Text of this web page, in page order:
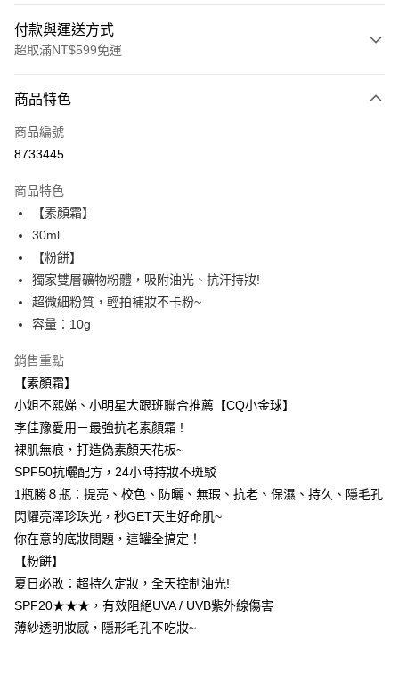
付款與運送方式
超取滿NT$599免運
信用卡一次付款
超商取貨付款
Apple Pay
街口支付
悠遊付
ATM付款
全家取貨付款
每筆NT$85，滿NT$599(含以上)免運費
付款後全家取貨
每筆NT$85，滿NT$599(含以上)免運費
7-11取貨付款
每筆NT$85，滿NT$799(含以上)免運費
每筆NT$85，滿NT$599(含以上)免運費
宅配
每筆NT$85，滿NT$599(含以上)免運費
商品特色
商品編號
8733445
商品特色
【素顏霜】
30ml
【粉餅】
獨家雙層礦物粉體，吸附油光、抗汗持妝!
超微細粉質，輕拍補妝不卡粉~
容量：10g
銷售重點
【素顏霜】
小姐不熙娣、小明星大跟班聯合推薦【CQ小金球】
李佳豫愛用－最強抗老素顏霜 !
裸肌無痕，打造偽素顏天花板~
SPF50抗曬配方，24小時持妝不斑駁
1瓶勝８瓶：提亮、校色、防曬、無瑕、抗老、保濕、持久、隱毛孔
閃耀亮澤珍珠光，秒GET天生好命肌~
你在意的底妝問題，這罐全搞定！
【粉餅】
夏日必敗：超持久定妝，全天控制油光!
SPF20★★★，有效阻絕UVA / UVB紫外線傷害
薄紗透明妝感，隱形毛孔不吃妝~